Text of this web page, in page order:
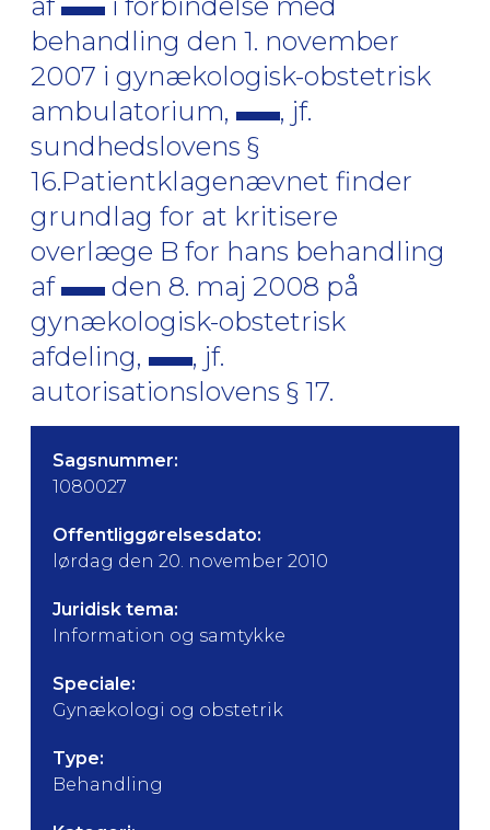
behandling den 1. november
2007 i gynækologisk-obstetrisk
ambulatorium,
, jf.
sundhedslovens §
16.Patientklagenævnet finder
grundlag for at kritisere
overlæge B for hans behandling
af
den 8. maj 2008 på
gynækologisk-obstetrisk
afdeling,
, jf.
autorisationslovens § 17.
Sagsnummer:
1080027
Offentliggørelsesdato:
lørdag den 20. november 2010
Juridisk tema:
Information og samtykke
Speciale:
Gynækologi og obstetrik
Type:
Behandling